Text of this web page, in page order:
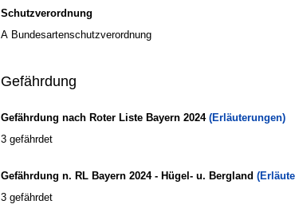
Schutzverordnung
A Bundesartenschutzverordnung
Gefährdung
Gefährdung nach Roter Liste Bayern 2024 (Erläuterungen)
3 gefährdet
Gefährdung n. RL Bayern 2024 - Hügel- u. Bergland
3 gefährdet